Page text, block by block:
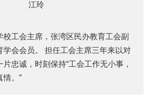
江玲
校工会主席，张湾区民办教育工会副
学会会员。 担任工会主席三年来以对
忠诚，时刻保持“工会工作无小事，
情。”